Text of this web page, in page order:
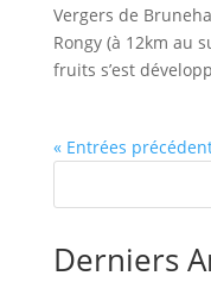
Vergers de
Rongy (à 12km au
fruits s’est
« Entrées
Derniers